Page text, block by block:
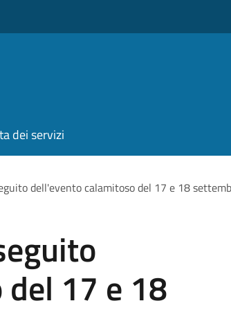
dei servizi
dell'evento calamitoso del 17 e 18
17 e 18